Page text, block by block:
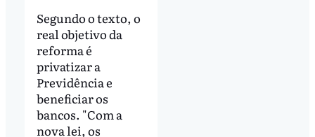
Segundo o texto, o
real objetivo da
reforma é
privatizar a
Previdência e
beneficiar os
bancos. "Com a
nova lei, os